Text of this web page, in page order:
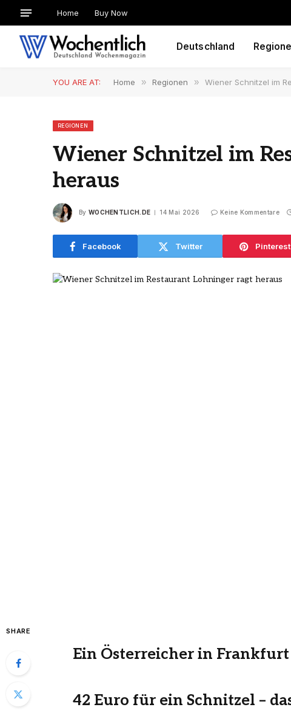
Home Buy Now
Deutschland
YOU ARE AT: Home » Regionen » Wiener Schnitzel im
REGIONEN
Wiener Schnitzel im
heraus
By WOCHENTLICH.DE 14 Mai 2026 Keine Kommentare
Facebook Twitter Pinterest
SHARE
Ein Österreicher in Frankfurt
42 Euro für ein Schnitzel –